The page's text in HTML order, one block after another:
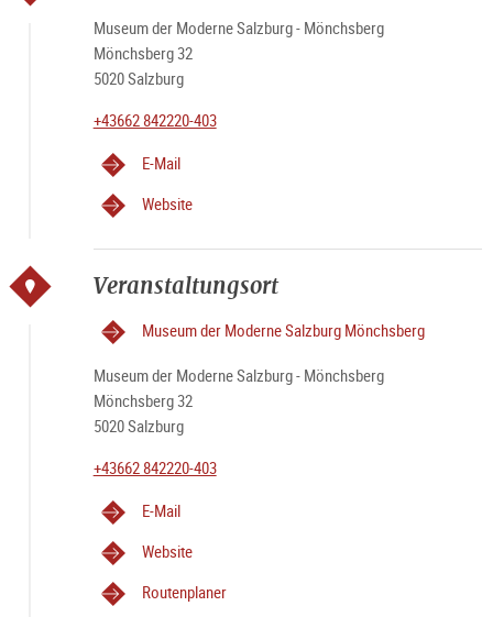
Museum der Moderne Salzburg - Mönchsberg
Mönchsberg 32
5020 Salzburg
+43662 842220-403
E-Mail
Website
Veranstaltungsort
Museum der Moderne Salzburg Mönchsberg
Museum der Moderne Salzburg - Mönchsberg
Mönchsberg 32
5020 Salzburg
+43662 842220-403
E-Mail
Website
Routenplaner